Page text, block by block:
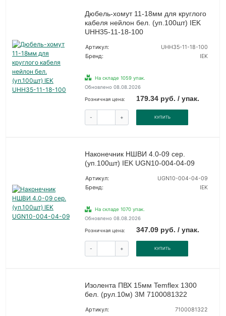
Дюбель-хомут 11-18мм для круглого
кабеля нейлон бел. (уп.100шт) IEK
UHH35-11-18-100
Артикул:
UHH35-11-18-100
Бренд:
IEK
На складе 1059 упак.
Обновлено 08.08.2026
Розничная цена: 179.34 руб. / упак.
- + КУПИТЬ
Наконечник НШВИ 4.0-09 сер.
(уп.100шт) IEK UGN10-004-04-09
Артикул:
UGN10-004-04-09
Бренд:
IEK
На складе 1070 упак.
Обновлено 08.08.2026
Розничная цена: 347.09 руб. / упак.
- + КУПИТЬ
Изолента ПВХ 15мм Temflex 1300
бел. (рул.10м) 3М 7100081322
Артикул:
7100081322